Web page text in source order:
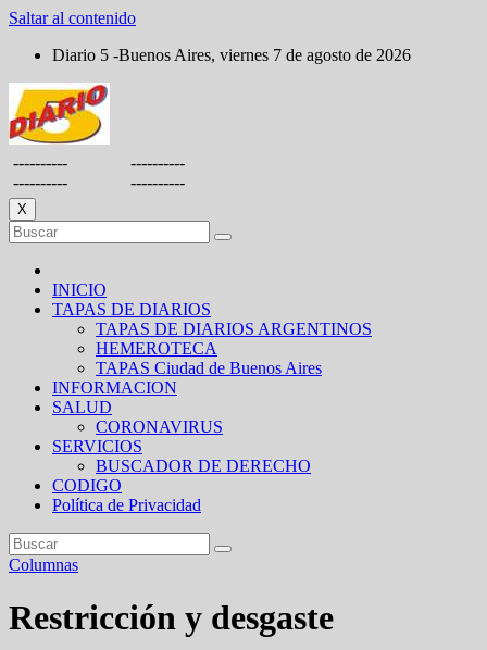
Saltar al contenido
Diario 5 -Buenos Aires, viernes 7 de agosto de 2026
----------
----------
----------
----------
X
INICIO
TAPAS DE DIARIOS
TAPAS DE DIARIOS ARGENTINOS
HEMEROTECA
TAPAS Ciudad de Buenos Aires
INFORMACION
SALUD
CORONAVIRUS
SERVICIOS
BUSCADOR DE DERECHO
CODIGO
Política de Privacidad
Columnas
Restricción y desgaste